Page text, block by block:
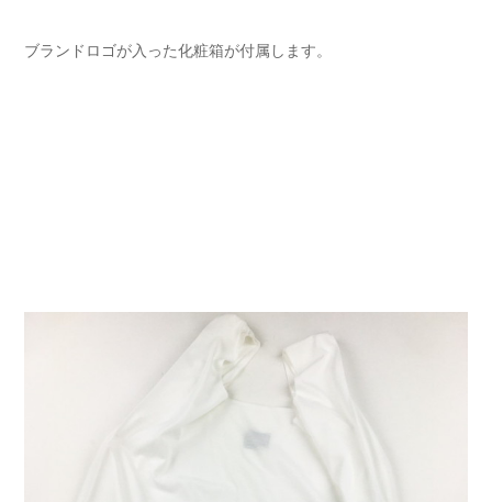
ブランドロゴが入った化粧箱が付属します。